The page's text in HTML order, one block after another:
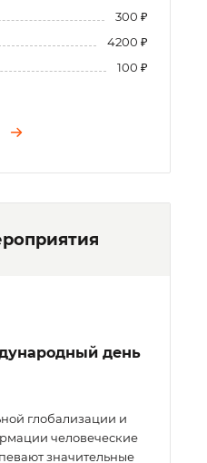
300 ₽
4200 ₽
100 ₽
день
глобализации и
человеческие
значительные